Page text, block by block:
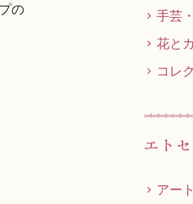
の
手芸
花と
コレ
アー